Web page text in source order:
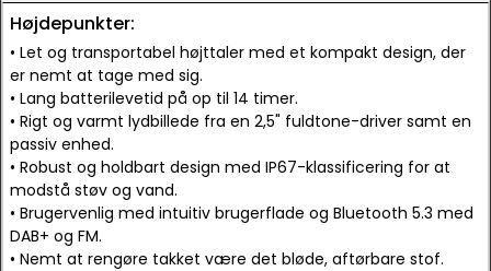
Højdepunkter:
• Let og transportabel højttaler med et kompakt design, der
er nemt at tage med sig.
• Lang batterilevetid på op til 14 timer.
• Rigt og varmt lydbillede fra en 2,5" fuldtone-driver samt en
passiv enhed.
• Robust og holdbart design med IP67-klassificering for at
modstå støv og vand.
• Brugervenlig med intuitiv brugerflade og Bluetooth 5.3 med
DAB+ og FM.
• Nemt at rengøre takket være det bløde, aftørbare stof.